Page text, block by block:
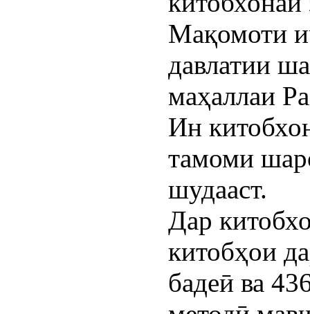
Мақомоти
давлатии
маҳаллаи
Ин
тамоми
шудааст.
Дар
китобҳои
бадеӣ ва